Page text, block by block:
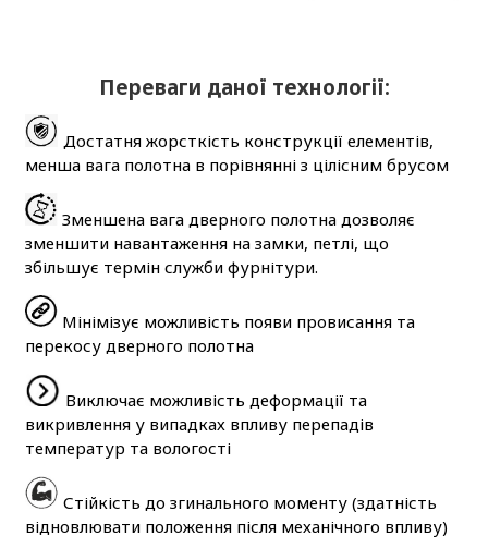
Переваги даної технології:
Достатня жорсткість конструкції елементів,
менша вага полотна в порівнянні з цілісним брусом
Зменшена вага дверного полотна дозволяє
зменшити навантаження на замки, петлі, що
збільшує термін служби фурнітури.
Мінімізує можливість появи провисання та
перекосу дверного полотна
Виключає можливість деформації та
викривлення у випадках впливу перепадів
температур та вологості
Стійкість до згинального моменту (здатність
відновлювати положення після механічного впливу)